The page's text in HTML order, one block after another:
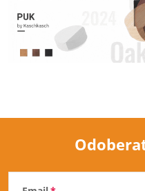
p
Z